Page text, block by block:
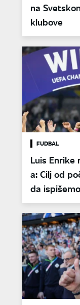
na
klubove
FUDBAL
Luis Enrike
a: Cilj od
da